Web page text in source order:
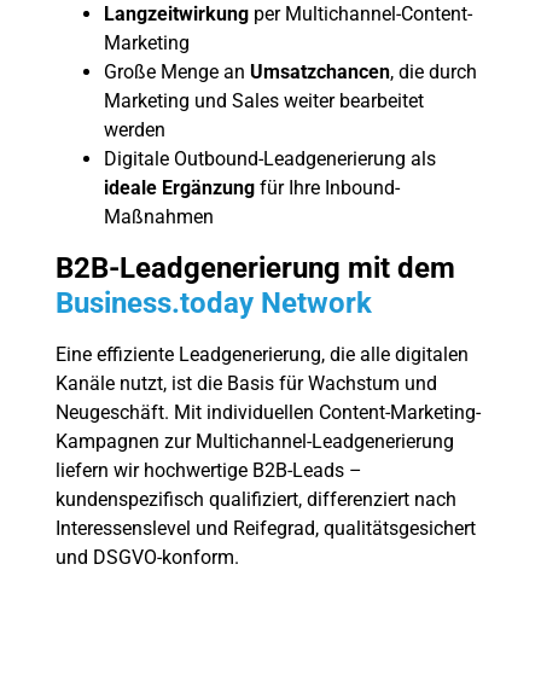
Langzeitwirkungper Multichannel-Content-
Marketing
Große Menge an Umsatzchancen, die durch
Marketing und Sales weiter bearbeitet
werden
Digitale Outbound-Leadgenerierung als
ideale Ergänzungfür Ihre Inbound-
Maßnahmen
B2B-Leadgenerierung mit dem
Business.today Network
Eine effiziente Leadgenerierung, die alle digitalen
Kanäle nutzt, ist die Basis für Wachstum und
Neugeschäft. Mit individuellen Content-Marketing-
Kampagnen zur Multichannel-Leadgenerierung
liefern wir hochwertige B2B-Leads –
kundenspezifisch qualifiziert, differenziert nach
Interessenslevel und Reifegrad, qualitätsgesichert
und DSGVO-konform.